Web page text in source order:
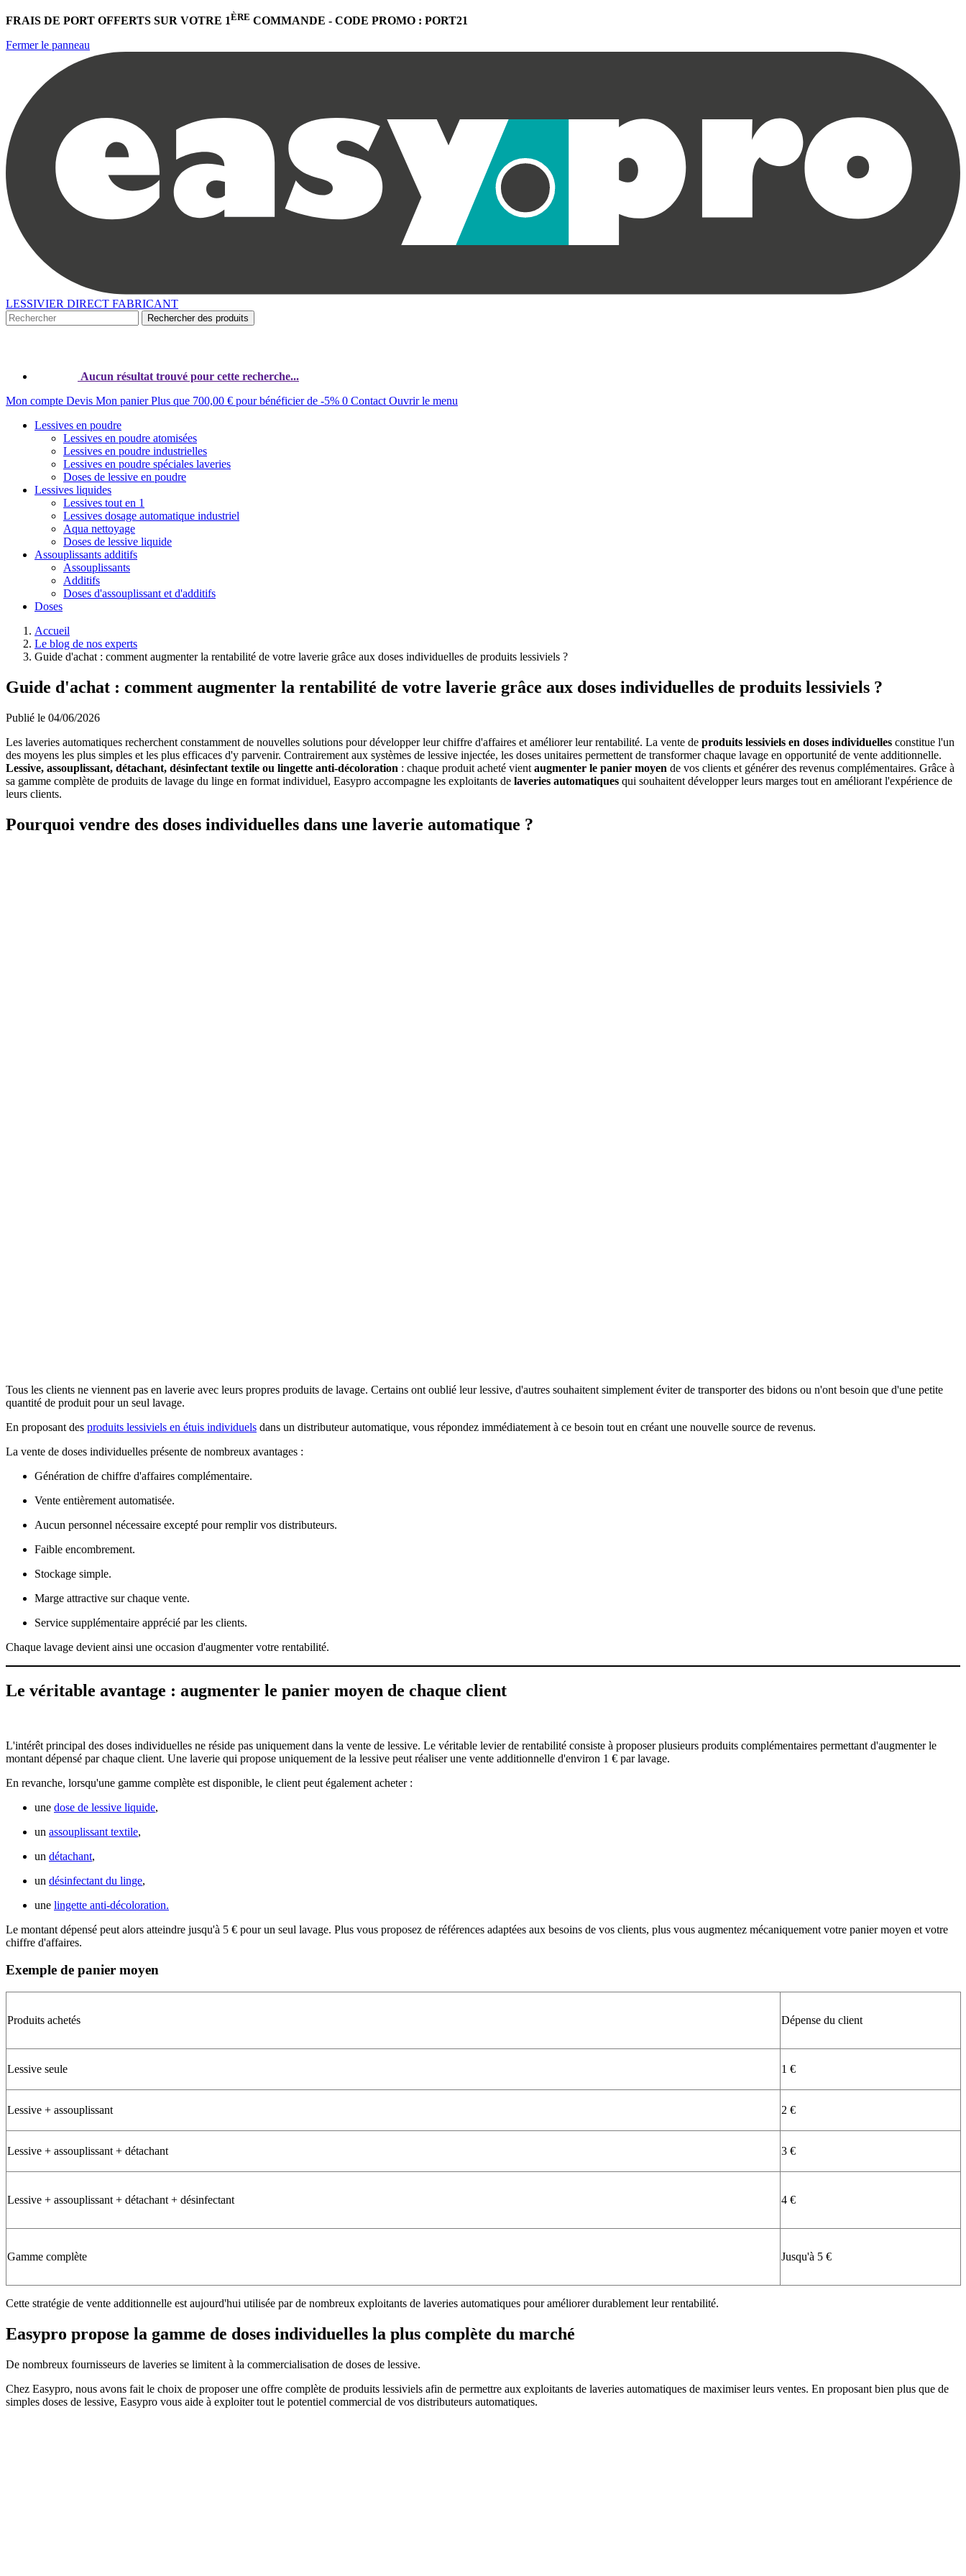
FRAIS DE PORT OFFERTS SUR VOTRE 1ÈRE COMMANDE - CODE PROMO : PORT21
Fermer le panneau
LESSIVIER DIRECT FABRICANT
Rechercher des produits
Aucun résultat trouvé pour cette recherche...
Mon compte Devis Mon panierPlus que 700,00 € pour bénéficier de -5% 0 Contact Ouvrir le menu
Lessives en poudre
Lessives en poudre atomisées
Lessives en poudre industrielles
Lessives en poudre spéciales laveries
Doses de lessive en poudre
Lessives liquides
Lessives tout en 1
Lessives dosage automatique industriel
Aqua nettoyage
Doses de lessive liquide
Assouplissants additifs
Assouplissants
Additifs
Doses d'assouplissant et d'additifs
Doses
Accueil
Le blog de nos experts
Guide d'achat : comment augmenter la rentabilité de votre laverie grâce aux doses individuelles de produits lessiviels ?
Guide d'achat : comment augmenter la rentabilité de votre laverie grâce aux doses individuelles de produits lessiviels ?
Publié le 04/06/2026
Les laveries automatiques recherchent constamment de nouvelles solutions pour développer leur chiffre d'affaires et améliorer leur rentabilité. La vente de produits lessiviels en doses individuelles constitue l'un
des moyens les plus simples et les plus efficaces d'y parvenir. Contrairement aux systèmes de lessive injectée, les doses unitaires permettent de transformer chaque lavage en opportunité de vente additionnelle.
Lessive, assouplissant, détachant, désinfectant textile ou lingette anti-décoloration : chaque produit acheté vient augmenter le panier moyen de vos clients et générer des revenus complémentaires. Grâce à
sa gamme complète de produits de lavage du linge en format individuel, Easypro accompagne les exploitants de laveries automatiques qui souhaitent développer leurs marges tout en améliorant l'expérience de
leurs clients.
Pourquoi vendre des doses individuelles dans une laverie automatique ?
Tous les clients ne viennent pas en laverie avec leurs propres produits de lavage. Certains ont oublié leur lessive, d'autres souhaitent simplement éviter de transporter des bidons ou n'ont besoin que d'une petite
quantité de produit pour un seul lavage.
En proposant des produits lessiviels en étuis individuels dans un distributeur automatique, vous répondez immédiatement à ce besoin tout en créant une nouvelle source de revenus.
La vente de doses individuelles présente de nombreux avantages :
Génération de chiffre d'affaires complémentaire.
Vente entièrement automatisée.
Aucun personnel nécessaire excepté pour remplir vos distributeurs.
Faible encombrement.
Stockage simple.
Marge attractive sur chaque vente.
Service supplémentaire apprécié par les clients.
Chaque lavage devient ainsi une occasion d'augmenter votre rentabilité.
Le véritable avantage : augmenter le panier moyen de chaque client
L'intérêt principal des doses individuelles ne réside pas uniquement dans la vente de lessive. Le véritable levier de rentabilité consiste à proposer plusieurs produits complémentaires permettant d'augmenter le
montant dépensé par chaque client. Une laverie qui propose uniquement de la lessive peut réaliser une vente additionnelle d'environ 1 € par lavage.
En revanche, lorsqu'une gamme complète est disponible, le client peut également acheter :
une dose de lessive liquide,
un assouplissant textile,
un détachant,
un désinfectant du linge,
une lingette anti-décoloration.
Le montant dépensé peut alors atteindre jusqu'à 5 € pour un seul lavage. Plus vous proposez de références adaptées aux besoins de vos clients, plus vous augmentez mécaniquement votre panier moyen et votre
chiffre d'affaires.
Exemple de panier moyen
Produits achetés Dépense du client
Lessive seule 1 €
Lessive + assouplissant 2 €
Lessive + assouplissant + détachant 3 €
Lessive + assouplissant + détachant + désinfectant 4 €
Gamme complète Jusqu'à 5 €
Cette stratégie de vente additionnelle est aujourd'hui utilisée par de nombreux exploitants de laveries automatiques pour améliorer durablement leur rentabilité.
Easypro propose la gamme de doses individuelles la plus complète du marché
De nombreux fournisseurs de laveries se limitent à la commercialisation de doses de lessive.
Chez Easypro, nous avons fait le choix de proposer une offre complète de produits lessiviels afin de permettre aux exploitants de laveries automatiques de maximiser leurs ventes. En proposant bien plus que de
simples doses de lessive, Easypro vous aide à exploiter tout le potentiel commercial de vos distributeurs automatiques.